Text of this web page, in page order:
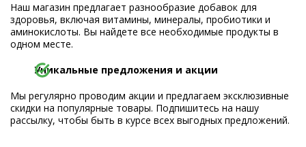
Наш магазин предлагает разнообразие добавок для
здоровья, включая витамины, минералы, пробиотики и
аминокислоты. Вы найдете все необходимые продукты в
одном месте.
Уникальные предложения и акции
Мы регулярно проводим акции и предлагаем эксклюзивные
скидки на популярные товары. Подпишитесь на нашу
рассылку, чтобы быть в курсе всех выгодных предложений.